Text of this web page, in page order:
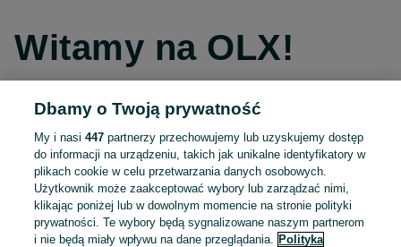
Witamy na OLX!
Kontynuuj przez Facebooka
Kontynuuj przez konto Apple
Kontynuuj przez konto Google
Dbamy o Twoją prywatność
My i nasi447 partnerzy przechowujemy lub uzyskujemy dostęp
do informacji na urządzeniu, takich jak unikalne identyfikatory w
plikach cookie w celu przetwarzania danych osobowych.
Użytkownik może zaakceptować wybory lub zarządzać nimi,
klikając poniżej lub w dowolnym momencie na stronie polityki
prywatności. Te wybory będą sygnalizowane naszym partnerom
i nie będą miały wpływu na dane przeglądania.
Polityka